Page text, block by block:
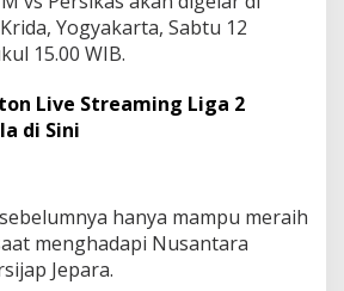
n
S
b
t
O
k
t
o
Yogyakarta, Sabtu 12
15.00 WIB.
Live Streaming Liga 2
di Sini
hanya mampu meraih
menghadapi Nusantara
Jepara.